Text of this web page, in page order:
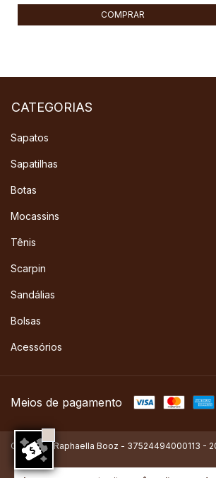
COMPRAR
CATEGORIAS
Sapatos
Sapatilhas
Botas
Mocassins
Tênis
Scarpin
Sandálias
Bolsas
Acessórios
Meios de pagamento
Copyright Raphaella Booz - 37524494000113 -